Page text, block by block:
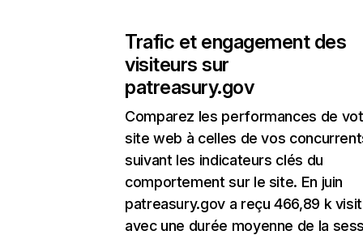
Trafic et engagement des
visiteurs sur
patreasury.gov
Comparez les performances de
site web à celles de vos
suivant les indicateurs clés du
comportement sur le site. En juin
patreasury.gov a reçu 466,89 k
avec une durée moyenne de la